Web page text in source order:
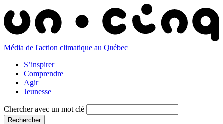
Média de l'action climatique au Québec
S’inspirer
Comprendre
Agir
Jeunesse
Chercher avec un mot clé
Rechercher